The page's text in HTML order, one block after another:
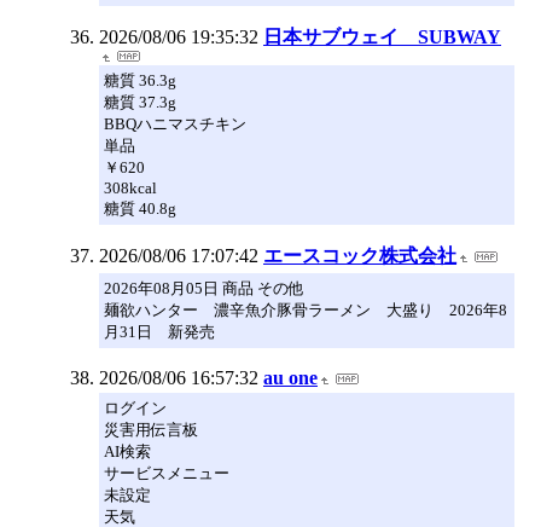
2026/08/06 19:35:32 日本サブウェイ SUBWAY
糖質 36.3g
糖質 37.3g
BBQハニマスチキン
単品
￥620
308kcal
糖質 40.8g
2026/08/06 17:07:42 エースコック株式会社
2026年08月05日 商品 その他
麺欲ハンター 濃辛魚介豚骨ラーメン 大盛り 2026年8
月31日 新発売
2026/08/06 16:57:32 au one
ログイン
災害用伝言板
AI検索
サービスメニュー
未設定
天気